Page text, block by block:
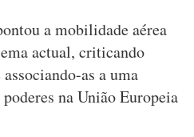
a mobilidade aérea
actual, criticando
as a uma
na União Europeia